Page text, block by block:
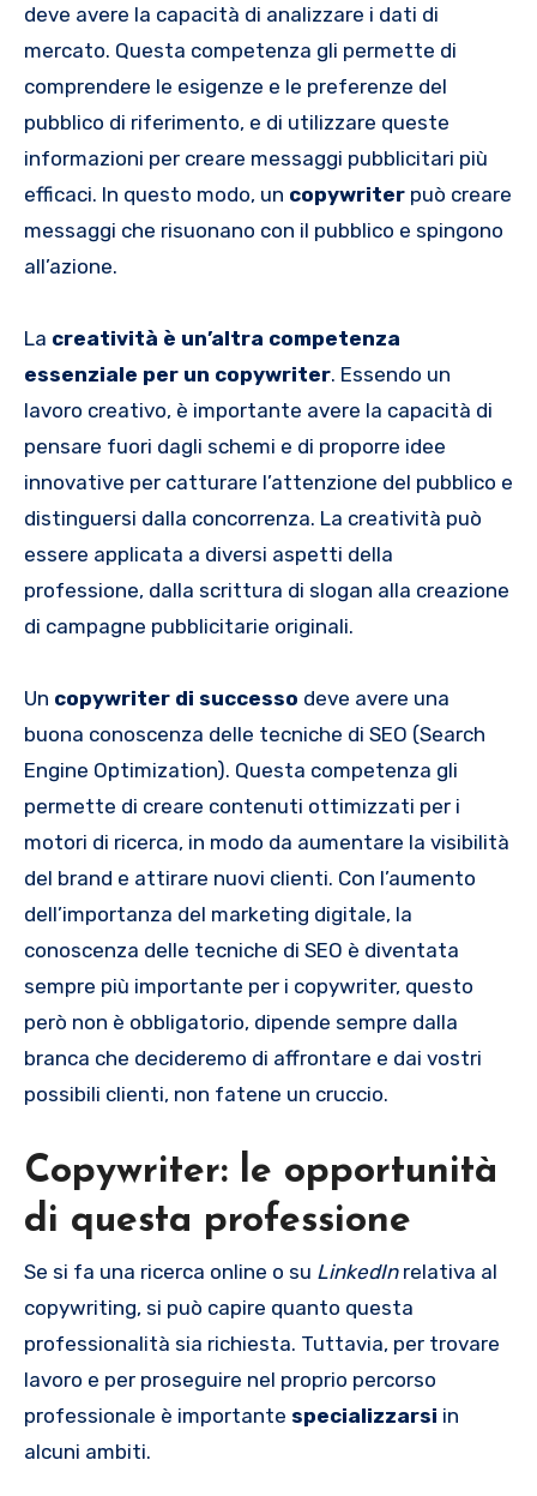
deve avere la capacità di analizzare i dati di
mercato. Questa competenza gli permette di
comprendere le esigenze e le preferenze del
pubblico di riferimento, e di utilizzare queste
informazioni per creare messaggi pubblicitari più
efficaci. In questo modo, un copywriter può creare
messaggi che risuonano con il pubblico e spingono
all’azione.
La creatività è un’altra competenza
essenziale per un copywriter. Essendo un
lavoro creativo, è importante avere la capacità di
pensare fuori dagli schemi e di proporre idee
innovative per catturare l’attenzione del pubblico e
distinguersi dalla concorrenza. La creatività può
essere applicata a diversi aspetti della
professione, dalla scrittura di slogan alla creazione
di campagne pubblicitarie originali.
Un copywriter di successo deve avere una
buona conoscenza delle tecniche di SEO (Search
Engine Optimization). Questa competenza gli
permette di creare contenuti ottimizzati per i
motori di ricerca, in modo da aumentare la visibilità
del brand e attirare nuovi clienti. Con l’aumento
dell’importanza del marketing digitale, la
conoscenza delle tecniche di SEO è diventata
sempre più importante per i copywriter, questo
però non è obbligatorio, dipende sempre dalla
branca che decideremo di affrontare e dai vostri
possibili clienti, non fatene un cruccio.
Copywriter: le opportunità
di questa professione
Se si fa una ricerca online o su LinkedInrelativa al
copywriting, si può capire quanto questa
professionalità sia richiesta. Tuttavia, per trovare
lavoro e per proseguire nel proprio percorso
professionale è importante specializzarsi in
alcuni ambiti.